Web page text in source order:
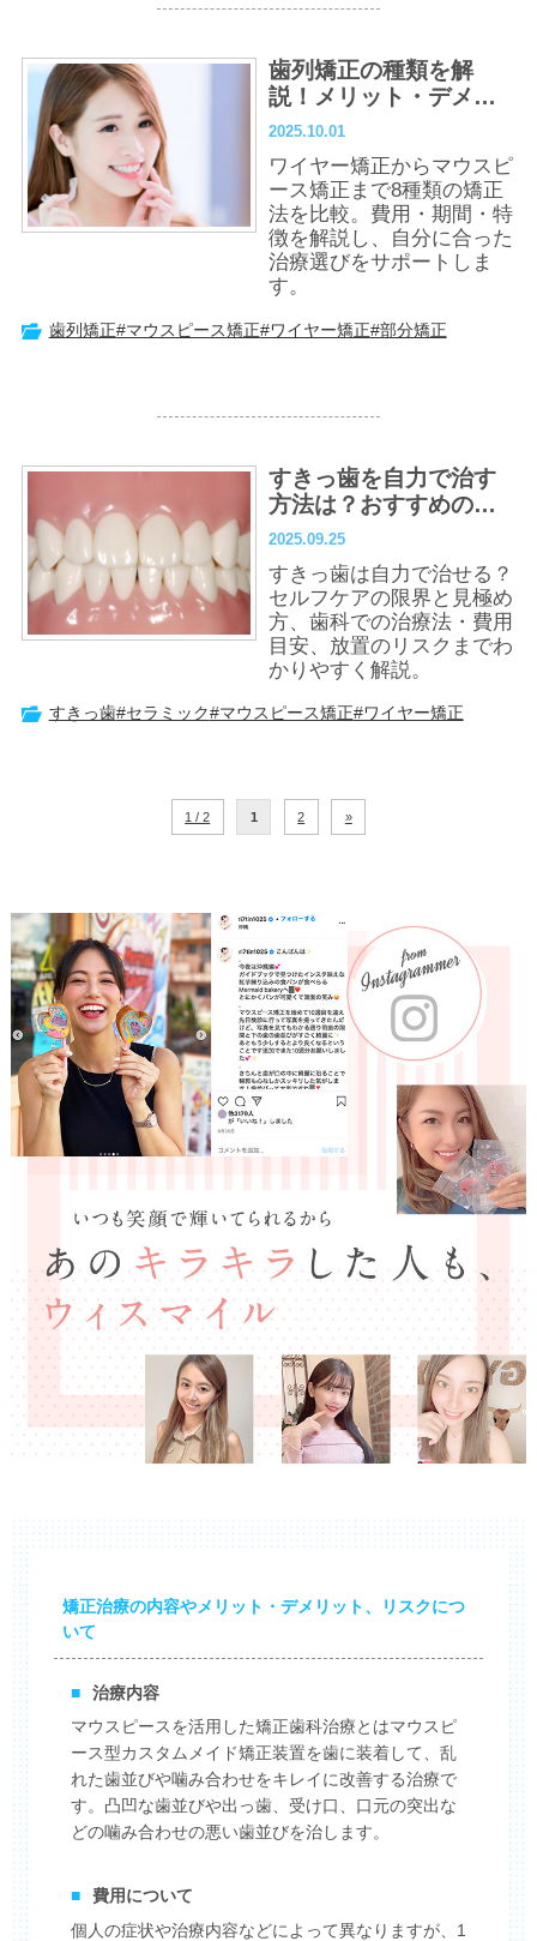
歯列矯正の種類を解
説！メリット・デメリ
ット、矯正方法を選ぶ
2025.10.01
ワイヤー矯正からマウスピ
ース矯正まで8種類の矯正
法を比較。費用・期間・特
徴を解説し、自分に合った
治療選びをサポートしま
す。
歯列矯正#マウスピース矯正#ワイヤー矯正#部分矯正
すきっ歯を自力で治す
方法は？おすすめの治
療法・放置のリスクも
2025.09.25
すきっ歯は自力で治せる？
セルフケアの限界と見極め
方、歯科での治療法・費用
目安、放置のリスクまでわ
かりやすく解説。
すきっ歯#セラミック#マウスピース矯正#ワイヤー矯正
1 / 2 1 2 »
矯正治療の内容やメリット・デメリット、リスクにつ
いて
■
治療内容
マウスピースを活用した矯正歯科治療とはマウスピ
ース型カスタムメイド矯正装置を歯に装着して、乱
れた歯並びや噛み合わせをキレイに改善する治療で
す。凸凹な歯並びや出っ歯、受け口、口元の突出な
どの噛み合わせの悪い歯並びを治します。
■
費用について
個人の症状や治療内容などによって異なりますが、1